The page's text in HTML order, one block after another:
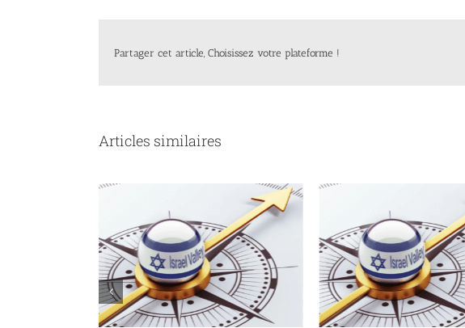
Partager cet article, Choisissez votre plateforme !
Articles similaires